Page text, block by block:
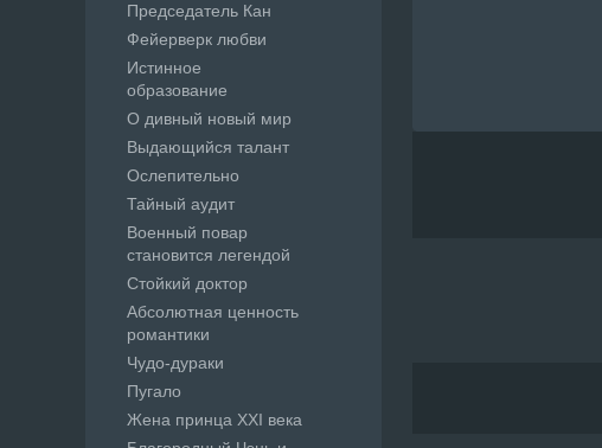
Председатель Кан
Фейерверк любви
Истинное
образование
О дивный новый мир
Выдающийся талант
Ослепительно
Тайный аудит
Военный повар
становится легендой
Стойкий доктор
Абсолютная ценность
романтики
Чудо-дураки
Пугало
Жена принца XXI века